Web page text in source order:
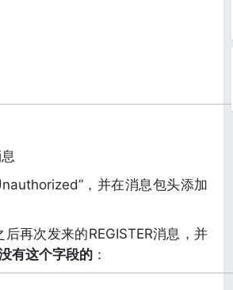
，并在消息包头添加
再次发来的REGISTER消息，并
有这个字段的：